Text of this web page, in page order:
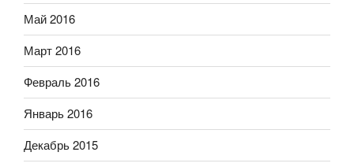
Май 2016
Март 2016
Февраль 2016
Январь 2016
Декабрь 2015